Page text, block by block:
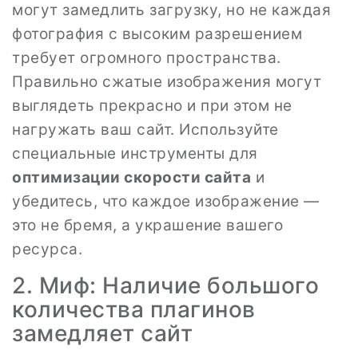
могут замедлить загрузку, но не каждая
фотография с высоким разрешением
требует огромного пространства.
Правильно сжатые изображения могут
выглядеть прекрасно и при этом не
нагружать ваш сайт. Используйте
специальные инструменты для
оптимизации скорости сайта и
убедитесь, что каждое изображение —
это не бремя, а украшение вашего
ресурса.
2. Миф: Наличие большого
количества плагинов
замедляет сайт